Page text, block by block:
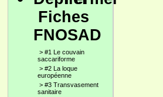
Fiches
FNOSAD
> #1 Le couvain
saccariforme
> #2 La loque
européenne
> #3 Transvasement
sanitaire